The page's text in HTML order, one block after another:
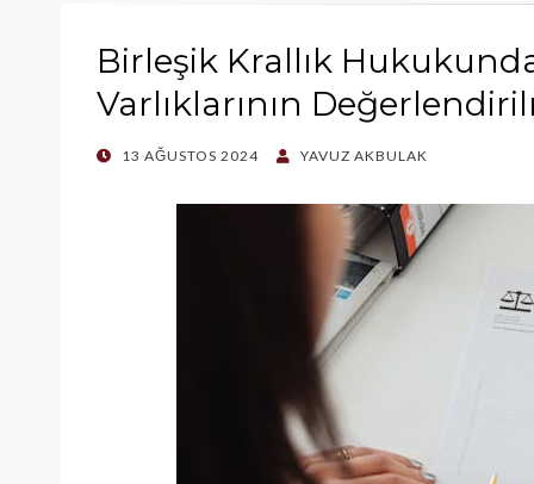
Birleşik Krallık
Varlıklarının
POSTED
13 AĞUSTOS 2024 YAVUZ AKBULAK